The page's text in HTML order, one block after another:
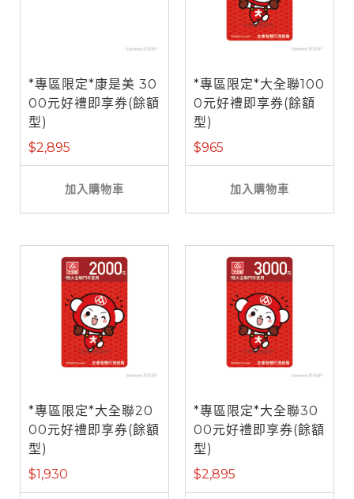
*專區限定*康是美 30
00元好禮即享券(餘額
型)
$2,895
加入購物車
*專區限定*大全聯100
0元好禮即享券(餘額
型)
$965
加入購物車
*專區限定*大全聯20
00元好禮即享券(餘額
型)
$1,930
*專區限定*大全聯30
00元好禮即享券(餘額
型)
$2,895